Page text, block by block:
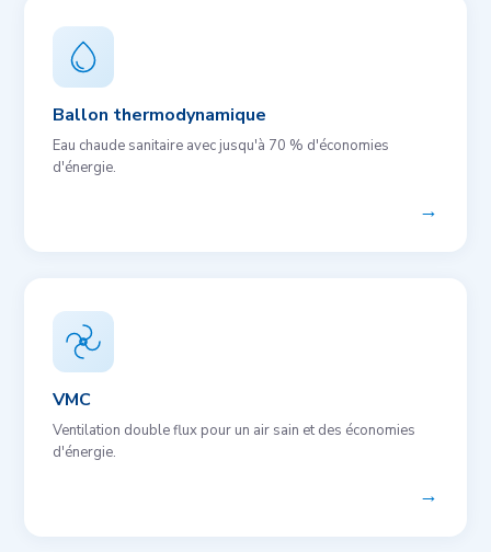
Ballon thermodynamique
Eau chaude sanitaire avec jusqu'à 70 % d'économies
d'énergie.
→
VMC
Ventilation double flux pour un air sain et des économies
d'énergie.
→